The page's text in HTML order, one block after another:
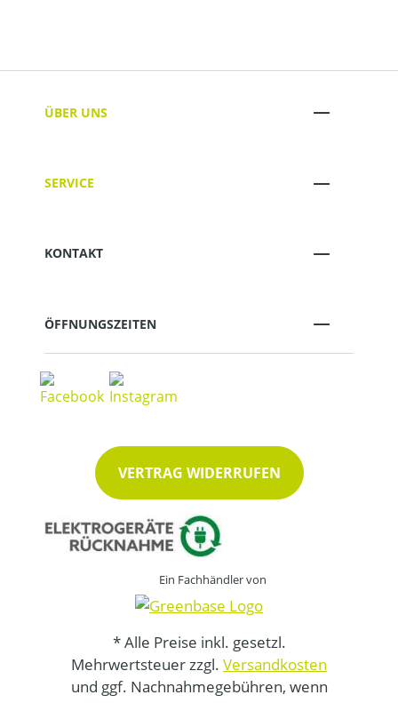
ÜBER UNS
SERVICE
KONTAKT
ÖFFNUNGSZEITEN
VERTRAG WIDERRUFEN
Ein Fachhändler von
* Alle Preise inkl. gesetzl.
Mehrwertsteuer zzgl. Versandkosten
und ggf. Nachnahmegebühren, wenn